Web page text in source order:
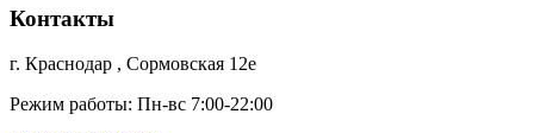
Контакты
г. Краснодар , Сормовская 12е
Режим работы: Пн-вс 7:00-22:00